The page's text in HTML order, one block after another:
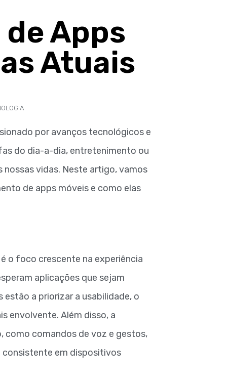
Apps
Atuais
por avanços tecnológicos e
do dia-a-dia, entretenimento ou
vidas. Neste artigo, vamos
de apps móveis e como elas
o foco crescente na experiência
aplicações que sejam
a priorizar a usabilidade, o
envolvente. Além disso, a
como comandos de voz e gestos,
consistente em dispositivos